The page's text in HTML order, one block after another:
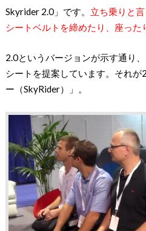
Skyrider 2.0」です。 立ち乗りと
シートベルトを締めたり、座った
2.0というバージョンが示す通り
シートを提案しています。それ
ー（SkyRider）」。